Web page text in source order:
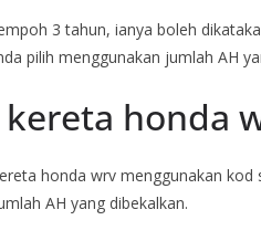
3 tahun, ianya boleh
pilih menggunakan jumlah AH
honda
honda wrv menggunakan
AH yang dibekalkan.